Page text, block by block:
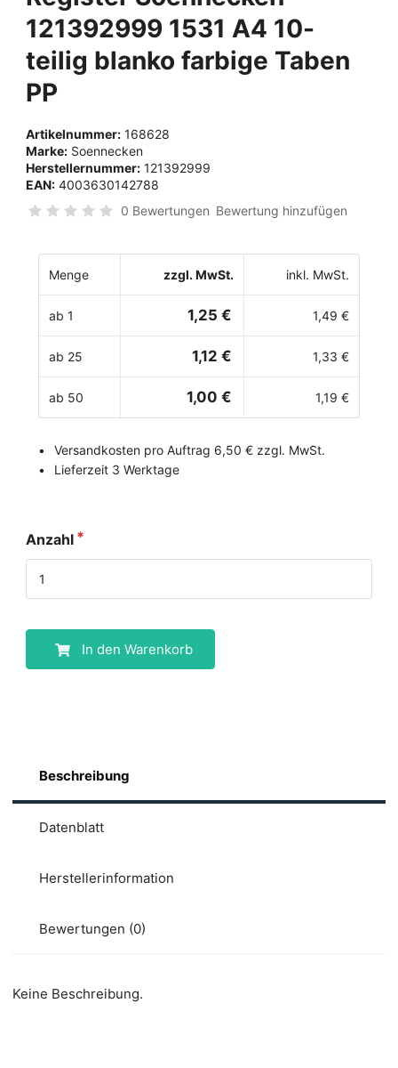
121392999 1531 A4 10-
teilig blanko farbige Taben
PP
Artikelnummer: 168628
Marke: Soennecken
Herstellernummer: 121392999
EAN: 4003630142788
0 Bewertungen Bewertung hinzufügen
Menge zzgl. MwSt. inkl. MwSt.
ab 1 1,25 € 1,49 €
ab 25 1,12 € 1,33 €
ab 50 1,00 € 1,19 €
Versandkosten pro Auftrag 6,50 € zzgl. MwSt.
Lieferzeit 3 Werktage
Anzahl
In den Warenkorb
Beschreibung
Datenblatt
Herstellerinformation
Bewertungen (0)
Keine Beschreibung.